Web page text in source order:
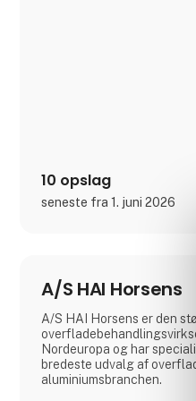
10 opslag
seneste fra 1. juni 2026
A/S HAI Horsens
A/S HAI Horsens er den største
Nordeuropa og har
bredeste udvalg af
aluminiumsbranchen.